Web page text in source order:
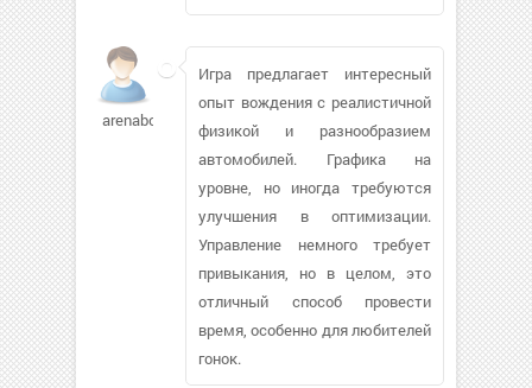
arenabots
Игра предлагает интересный
опыт вождения с реалистичной
физикой и разнообразием
автомобилей. Графика на
уровне, но иногда требуются
улучшения в оптимизации.
Управление немного требует
привыкания, но в целом, это
отличный способ провести
время, особенно для любителей
гонок.